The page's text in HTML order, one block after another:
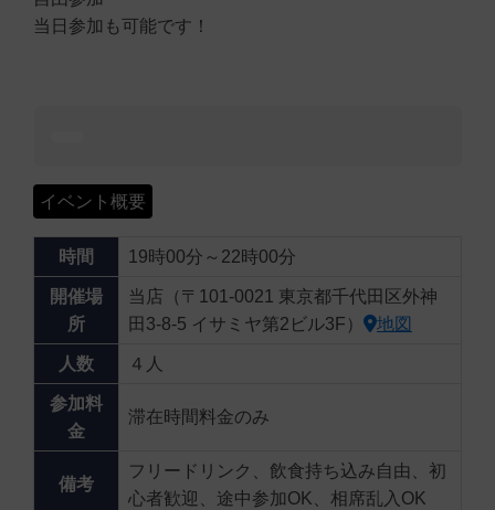
当日参加も可能です！
イベント概要
時間 19時00分～22時00分
開催場
所
当店（〒101-0021 東京都千代田区外神
田3-8-5 イサミヤ第2ビル3F）
地図
人数 ４人
参加料
金
滞在時間料金のみ
備考
フリードリンク、飲食持ち込み自由、初
心者歓迎、途中参加OK、相席乱入OK